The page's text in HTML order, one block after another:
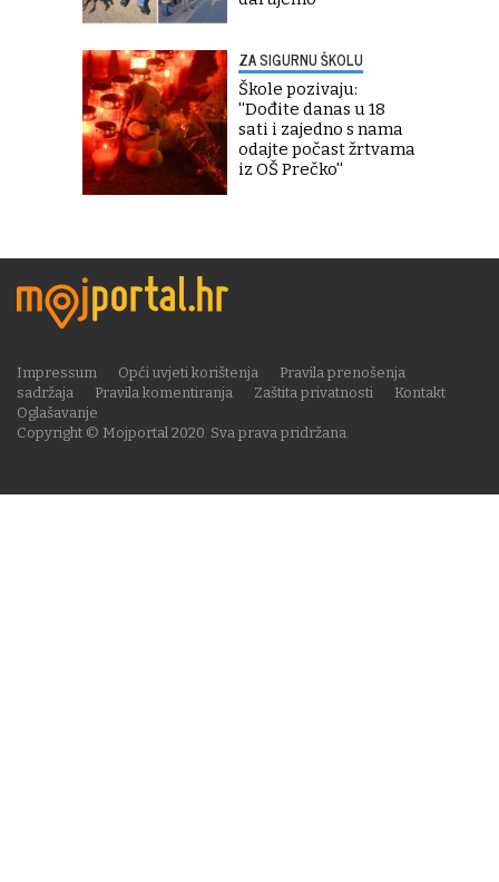
ZA SIGURNU ŠKOLU
Škole pozivaju:
''Dođite danas u 18
sati i zajedno s nama
odajte počast žrtvama
iz OŠ Prečko''
Copyright © Mojportal 2020. Sva prava pridržana.
Impressum Opći uvjeti korištenja
Pravila prenošenja
sadržaja
Pravila komentiranja Zaštita privatnosti
Kontakt
Oglašavanje